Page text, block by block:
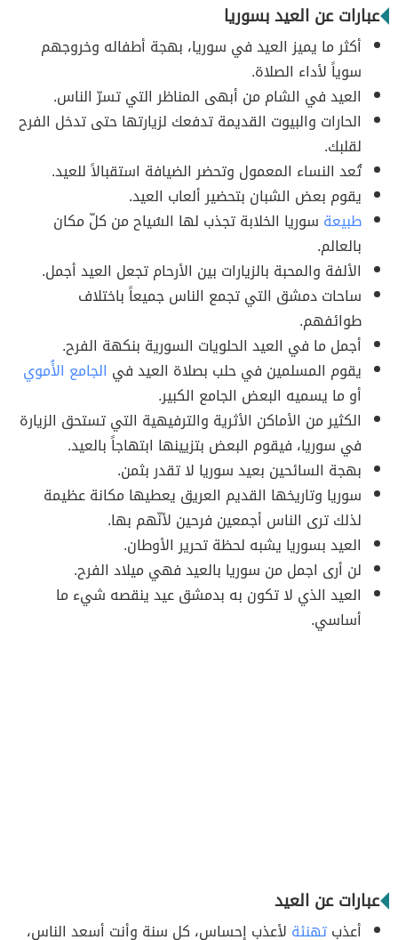
عبارات عن العيد بسوريا
أكثر ما يميز العيد في سوريا، بهجة أطفاله وخروجهم
سوياً لأداء الصلاة.
العيد في الشام من أبهى المناظر التي تسرّ الناس.
الحارات والبيوت القديمة تدفعك لزيارتها حتى تدخل الفرح
لقلبك.
تُعد النساء المعمول وتحضر الضيافة استقبالاً للعيد.
يقوم بعض الشبان بتحضير ألعاب العيد.
طبيعة سوريا الخلابة تجذب لها السُياح من كلّ مكان
بالعالم.
الألفة والمحبة بالزيارات بين الأرحام تجعل العيد أجمل.
ساحات دمشق التي تجمع الناس جميعاً باختلاف
طوائفهم.
أجمل ما في العيد الحلويات السورية بنكهة الفرح.
يقوم المسلمين في حلب بصلاة العيد في الجامع الأُموي
أو ما يسميه البعض الجامع الكبير.
الكثير من الأماكن الأثرية والترفيهية التي تستحق الزيارة
في سوريا، فيقوم البعض بتزيينها ابتهاجاً بالعيد.
بهجة السائحين بعيد سوريا لا تقدر بثمن.
سوريا وتاريخها القديم العريق يعطيها مكانة عظيمة
لذلك ترى الناس أجمعين فرحين لأنّهم بها.
العيد بسوريا يشبه لحظة تحرير الأوطان.
لن أرى اجمل من سوريا بالعيد فهي ميلاد الفرح.
العيد الذي لا تكون به بدمشق عيد ينقصه شيء ما
أساسي.
عبارات عن العيد
أعذبتهنئة لأعذب إحساس، كل سنة وأنت أسعد الناس،